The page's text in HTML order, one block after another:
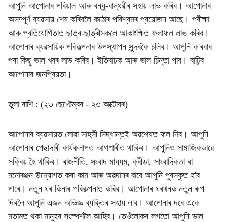
আপুনি আপোনাৰ পৰিয়াল আৰু বন্ধু-বান্ধৱীৰ সহায় লাভ কৰিব। আপোনাৰ
অসম্পূৰ্ণ ব্যৱসায় শেষ কৰিবলৈ কঠোৰ পৰিশ্ৰমৰ প্ৰয়োজন আছে। পৰীক্ষা
আৰু প্ৰতিযোগিতাত ছাত্ৰ-ছাত্ৰীসকলে আকাংক্ষিত ফলাফল লাভ কৰিব।
আপোনাৰ ব্যৱসায়িক পৰিকল্পনাৰ উপস্থাপন সুন্দৰকৈ চলিব। আপুনি ক'ৰবাৰ
পৰা কিছু ভাল খবৰ লাভ কৰিব। ইতিবাচক আৰু ভাল চিন্তা পাব। বাঢ়িব
আপোনাৰ জনপ্ৰিয়তা।
তুলা ৰাশি : (২৩ ছেপ্টেম্বৰ - ২৩ অক্টোবৰ)
আপোনাৰ ব্যৱসায়ত লোৱা সাহসী সিদ্ধান্তই অৱশেষত ফল দিব। আপুনি
আপোনাৰ পেছাদাৰী কাৰ্যকলাপত আগশাৰীত থাকিব। আপুনিও সামাজিকভাৱে
সক্ৰিয় হৈ থাকিব। ৰাজনীতি, সংবাদ মাধ্যম, ক্ৰীড়া, সাংবাদিকতা বা
মনোৰঞ্জন উদ্যোগত কৰা কাম আৰু অৱদানৰ বাবে আপুনি পুৰস্কৃত হ'ব
পাৰে। নতুন ঘৰ কিনাৰ পৰিকল্পনাও কৰিব। আপোনাৰ ঘৰখনক নতুন ৰূপ
দিবলৈ আপুনি এজন অভিজ্ঞ ব্যক্তিৰ সহায় ল'ব। আপোনাৰ দৰে একে
মতামত থকা মানুহৰ সংস্পৰ্শলৈ আহিব। তেওঁলোকৰ লগতো আপুনি ভাল